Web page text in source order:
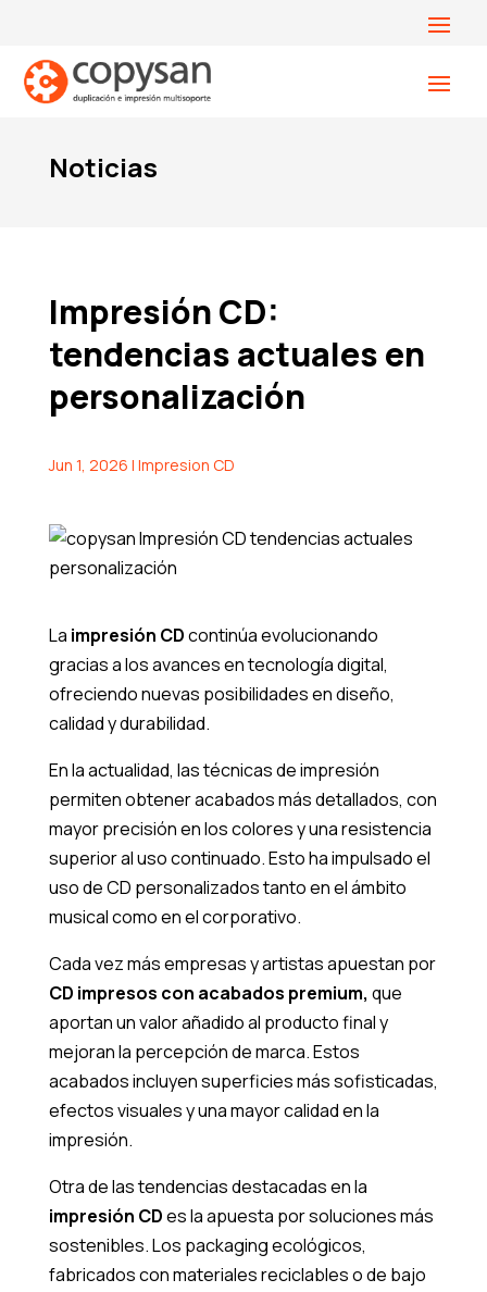
Noticias
Impresión CD:
tendencias actuales en
personalización
Jun 1, 2026 | Impresion CD
La impresión CDcontinúa evolucionando
gracias a los avances en tecnología digital,
ofreciendo nuevas posibilidades en diseño,
calidad y durabilidad.
En la actualidad, las técnicas de impresión
permiten obtener acabados más detallados, con
mayor precisión en los colores y una resistencia
superior al uso continuado. Esto ha impulsado el
uso de CD personalizados tanto en el ámbito
musical como en el corporativo.
Cada vez más empresas y artistas apuestan por
CD impresos con acabados premium, que
aportan un valor añadido al producto final y
mejoran la percepción de marca. Estos
acabados incluyen superficies más sofisticadas,
efectos visuales y una mayor calidad en la
impresión.
Otra de las tendencias destacadas en la
impresión CDes la apuesta por soluciones más
sostenibles. Los packaging ecológicos,
fabricados con materiales reciclables o de bajo